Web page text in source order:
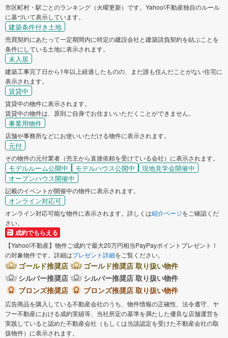
市区町村・駅ごとのランキング（火曜更新）です。Yahoo!不動産独自のルール
に基づいて表示しています。
建築条件付き土地
売買契約にあたって一定期間内に特定の建設会社と建築請負契約を結ぶことを
条件にしている土地に表示されます。
未入居
建築工事完了日から1年以上経過したものの、まだ誰も住んだことがない住宅に
表示されます。
賃貸中
賃貸中の物件に表示されます。
賃貸中の物件は、原則ご自身でお住まいいただくことができません。
事業用物件
店舗や事務所などにお使いいただける物件に表示されます。
元付
その物件の元付業者（売主から直接依頼を受けている会社）に表示されます。
モデルルーム公開中 モデルハウス公開中
現地見学会開催中
オープンハウス開催中
記載のイベントが開催中の物件に表示されます。
オンライン対応可
オンライン対応可能な物件に表示されます。詳しくは紹介ページをご確認くだ
さい。
成約でもらえる
【Yahoo!不動産】物件ご成約で最大20万円相当PayPayポイントプレゼント！
の対象物件です。詳細はプレゼント詳細をご覧ください。
ゴールド推奨店
ゴールド推奨店 取り扱い物件
シルバー推奨店
シルバー推奨店 取り扱い物件
ブロンズ推奨店
ブロンズ推奨店 取り扱い物件
広告商品を購入している不動産会社のうち、物件情報の正確性、法令遵守、ヤ
フー不動産における成約実績等、当社所定の基準を満たした優良な店舗運営を
実践していると認めた不動産会社（もしくは当該認定を受けた不動産会社の取
扱物件）に表示されます。